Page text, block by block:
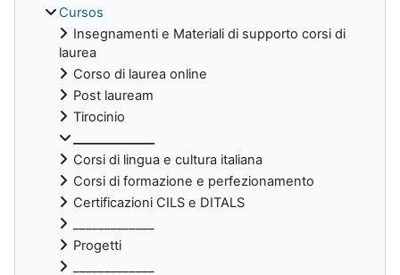
Cursos
Insegnamenti e Materiali di supporto corsi di
laurea
Corso di laurea online
Post lauream
Tirocinio
Corsi di lingua e cultura italiana
Corsi di formazione e perfezionamento
Certificazioni CILS e DITALS
Progetti